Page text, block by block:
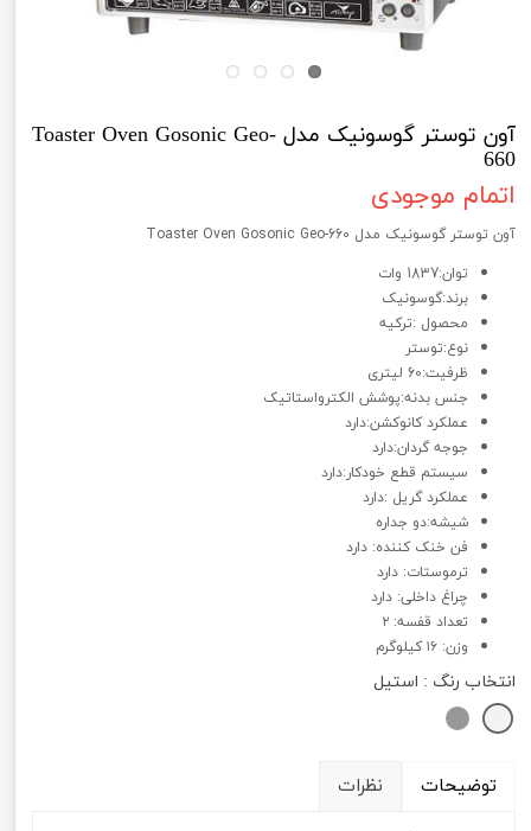
آون توستر گوسونیک مدل Toaster Oven Gosonic Geo-
660
اتمام موجودی
آون توستر گوسونیک مدل Toaster Oven Gosonic Geo-660
توان:1837 وات
برند:گوسونیک
محصول :ترکیه
نوع:توستر
ظرفیت:60 لیتری
جنس بدنه:پوشش الکترواستاتیک
عملکرد کانوکشن:دارد
جوجه گردان:دارد
سیستم قطع خودکار:دارد
عملکرد گریل :دارد
شیشه:دو جداره
فن خنک کننده: دارد
ترموستات: دارد
چراغ داخلی: دارد
تعداد قفسه: ۲
وزن: ۱۶ کیلوگرم
انتخاب رنگ : استیل
توضیحات نظرات